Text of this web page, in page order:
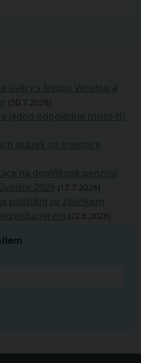
úvěry s Ivetou Veselou a
(30.7.2026)
jedno odpoledne místo tří
otázek na investice
na doplňkové penzijní
2026 (17.7.2026)
pojištění se Zdeňkem
(22.6.2026)